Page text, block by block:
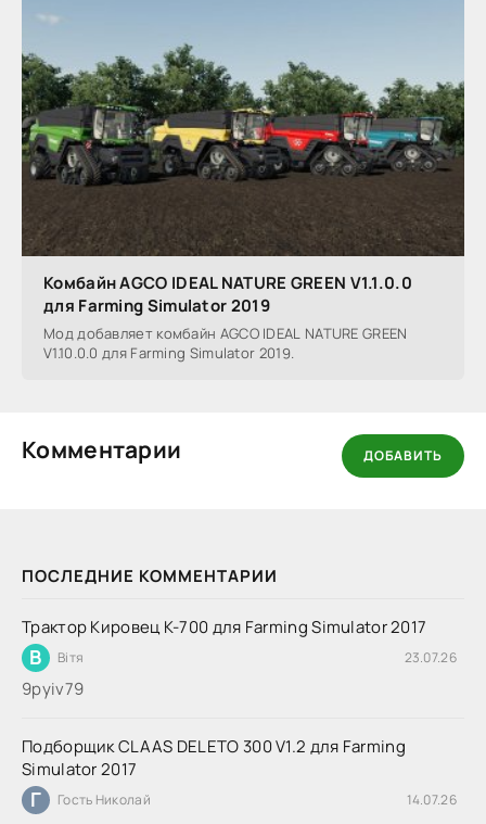
ПОСЛЕДНИЕ КОММЕНТАРИИ
Трактор Кировец К-700 для Farming Simulator 2017
В Вітя 23.07.26
9руіv79
Подборщик CLAAS DELETO 300 V1.2 для Farming
Simulator 2017
Г Гость Николай 14.07.26
Комбайн AGCO IDEAL NATURE GREEN V1.1.0.0
для Farming Simulator 2019
Мод добавляет комбайн AGCO IDEAL NATURE GREEN
V1.10.0.0 для Farming Simulator 2019.
Комментарии ДОБАВИТЬ